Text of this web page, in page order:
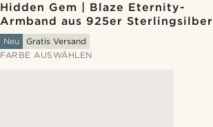
Hidden Gem | Blaze Eternity-
Armband aus 925er Sterlingsilber
Neu
Gratis Versand
FARBE AUSWÄHLEN